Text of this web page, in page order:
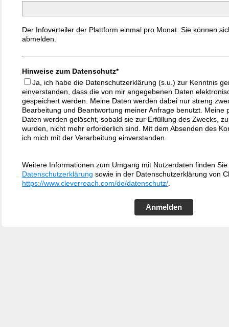
Der Infoverteiler der Plattform einmal pro Monat. Sie können
abmelden.
Hinweise zum Datenschutz*
Ja, ich habe die Datenschutzerklärung (s.u.) zur Kenntnis
einverstanden, dass die von mir angegebenen Daten
gespeichert werden. Meine Daten werden dabei nur streng
Bearbeitung und Beantwortung meiner Anfrage benutzt. Meine
Daten werden gelöscht, sobald sie zur Erfüllung des Zwecks,
wurden, nicht mehr erforderlich sind. Mit dem Absenden des
ich mich mit der Verarbeitung einverstanden.
Weitere Informationen zum Umgang mit Nutzerdaten finden
Datenschutzerklärung sowie in der Datenschutzerklärung von
https://www.cleverreach.com/de/datenschutz/
Anmelden